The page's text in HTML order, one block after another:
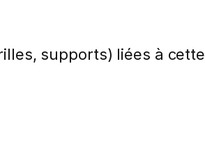
supports) liées à